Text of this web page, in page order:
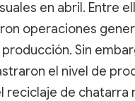
en abril. Entre
operaciones
Sin
el nivel de
reciclaje de chatarra